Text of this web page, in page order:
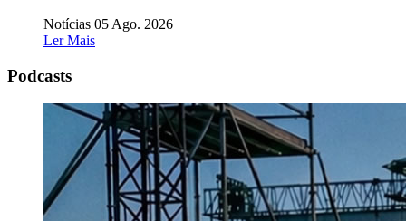
Notícias 05 Ago. 2026
Ler Mais
Podcasts